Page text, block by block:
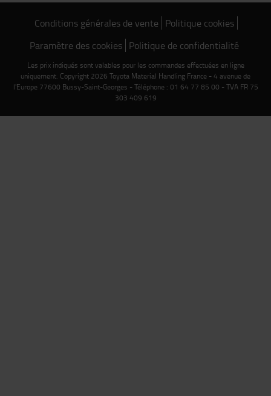
Conditions générales de vente Politique cookies
Paramètre des cookies Politique de confidentialité
Les prix indiqués sont valables pour les commandes effectuées en ligne
uniquement. Copyright 2026 Toyota Material Handling France - 4 avenue de
l'Europe 77600 Bussy-Saint-Georges - Téléphone : 01 64 77 85 00 - TVA FR 75
303 409 619